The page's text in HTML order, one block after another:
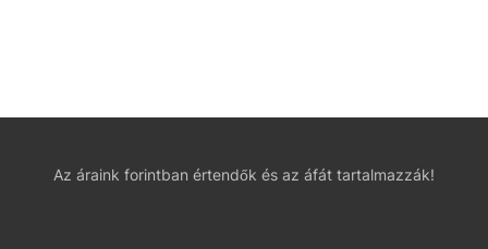
Az áraink forintban értendők és az áfát tartalmazzák!